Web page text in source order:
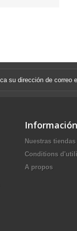
Información
Nuestras tiendas
Conditions
A propos